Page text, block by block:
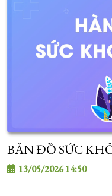
BẢN ĐỒ SỨC
13/05/2026 14:50